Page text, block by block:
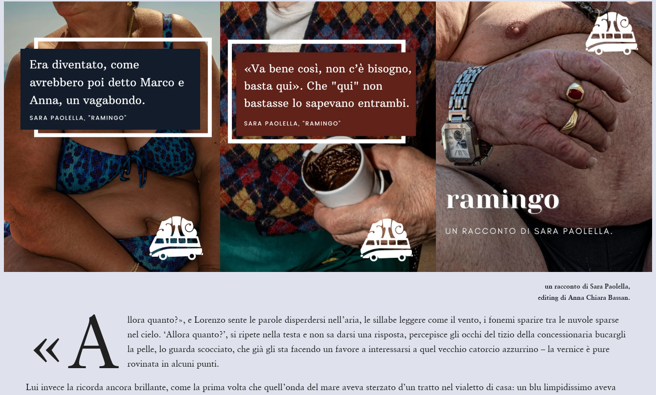
un racconto diSara Paolella,
editing di Anna Chiara Bassan.
«A
llora quanto?», e Lorenzo sente le parole disperdersi nell’aria, le sillabe leggere come il vento, i fonemi sparire tra le nuvole sparse
nel cielo. ‘Allora quanto?’, si ripete nella testa e non sa darsi una risposta, percepisce gli occhi del tizio della concessionaria bucargli
la pelle, lo guarda scocciato, che già gli sta facendo un favore a interessarsi a quel vecchio catorcio azzurrino – la vernice è pure
rovinata in alcuni punti.
Lui invece la ricorda ancora brillante, come la prima volta che quell’onda del mare aveva sterzato d’un tratto nel vialetto di casa: un blu limpidissimo aveva